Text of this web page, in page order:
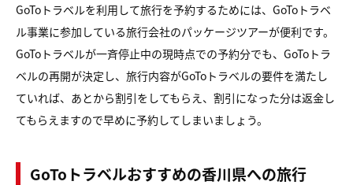
GoToトラベルを利用して旅行を予約するためには、GoToトラベ
ル事業に参加している旅行会社のパッケージツアーが便利です。
GoToトラベルが一斉停止中の現時点での予約分でも、GoToトラ
ベルの再開が決定し、旅行内容がGoToトラベルの要件を満たし
ていれば、あとから割引をしてもらえ、割引になった分は返金し
てもらえますので早めに予約してしまいましょう。
GoToトラベルおすすめの香川県への旅行